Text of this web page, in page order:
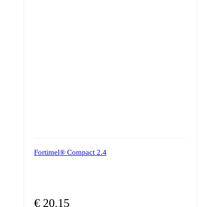
Fortimel® Compact 2.4
€ 20,15